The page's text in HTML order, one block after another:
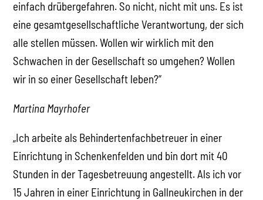
einfach drübergefahren. So nicht, nicht mit uns. Es ist
eine gesamtgesellschaftliche Verantwortung, der sich
alle stellen müssen. Wollen wir wirklich mit den
Schwachen in der Gesellschaft so umgehen? Wollen
wir in so einer Gesellschaft leben?“
Martina Mayrhofer
„Ich arbeite als Behindertenfachbetreuer in einer
Einrichtung in Schenkenfelden und bin dort mit 40
Stunden in der Tagesbetreuung angestellt. Als ich vor
15 Jahren in einer Einrichtung in Gallneukirchen in der